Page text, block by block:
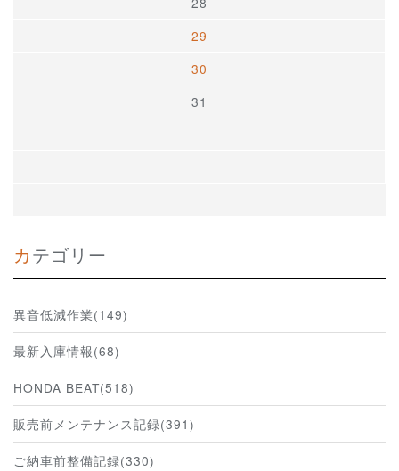
29
30
31
カテゴリー
異音低減作業(149)
最新入庫情報(68)
HONDA BEAT(518)
販売前メンテナンス記録(391)
ご納車前整備記録(330)